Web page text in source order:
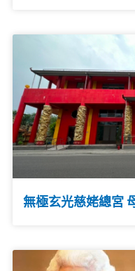
無極玄光慈姥總宮